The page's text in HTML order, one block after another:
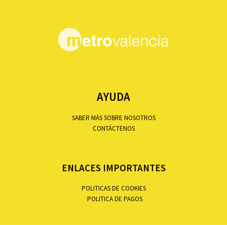
AYUDA
SABER MÁS SOBRE NOSOTROS
CONTÁCTENOS
ENLACES IMPORTANTES
POLITICAS DE COOKIES
POLITICA DE PAGOS